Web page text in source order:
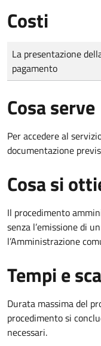
Costi
Tipo di pagamento
Importo
La presentazione
pagamento
Cosa serve
Per accedere al
documentazione
Cosa si
Il procedimento
senza l’emissione di
l’Amministrazione
Tempi e
Durata massima del
procedimento si
necessari.